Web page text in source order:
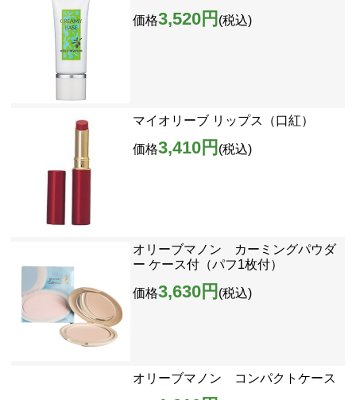
価格3,520円 (税込)
マイオリーブ リップス（口紅）
価格3,410円 (税込)
オリーブマノン カーミングパウダ
ー ケース付（パフ1枚付）
価格3,630円 (税込)
オリーブマノン コンパクトケース